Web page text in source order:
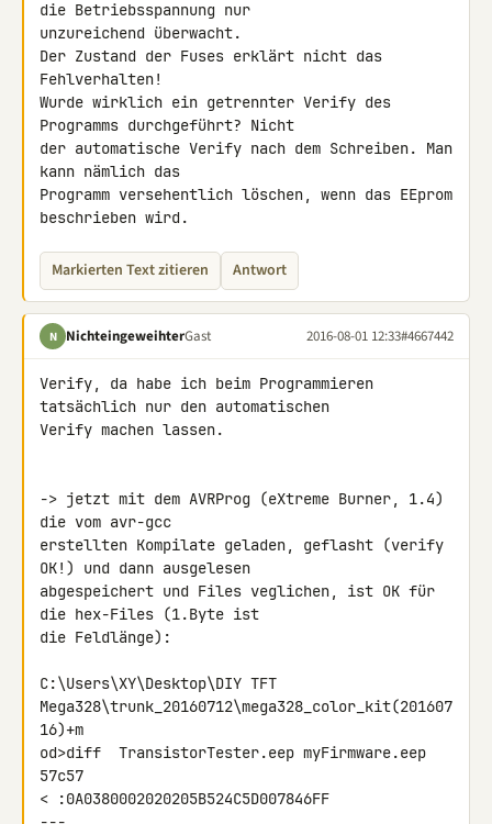
die Betriebsspannung nur
unzureichend überwacht.
Der Zustand der Fuses erklärt nicht das
Fehlverhalten!
Wurde wirklich ein getrennter Verify des
Programms durchgeführt? Nicht
der automatische Verify nach dem Schreiben. Man
kann nämlich das
Programm versehentlich löschen, wenn das EEprom
beschrieben wird.
Markierten Text zitieren Antwort
N NichteingeweihterGast 2016-08-01 12:33#4667442
Verify, da habe ich beim Programmieren
tatsächlich nur den automatischen
Verify machen lassen.
-> jetzt mit dem AVRProg (eXtreme Burner, 1.4)
die vom avr-gcc
erstellten Kompilate geladen, geflasht (verify
OK!) und dann ausgelesen
abgespeichert und Files veglichen, ist OK für
die hex-Files (1.Byte ist
die Feldlänge):
C:\Users\XY\Desktop\DIY TFT
Mega328\trunk_20160712\mega328_color_kit(201607
16)+m
od>diff  TransistorTester.eep myFirmware.eep
57c57
< :0A0380002020205B524C5D007846FF